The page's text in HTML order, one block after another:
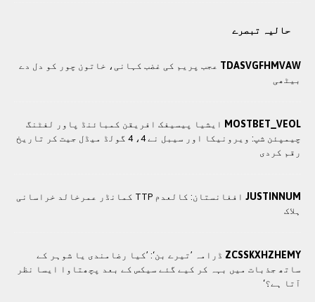
حالیہ تبصرے
TDASVGFHMVAW عجب پریم کی غضب کہانی، خاتون چور کو دل دے
بیٹھی
MOSTBET_VEOL ایشیا پیسیفک افریقن کمبائنڈ پاور لفٹنگ
چیمپئن شپ: ویرونیکا اور سیبل نے 4، 4 گولڈ میڈل جیت کر تاریخ
رقم کردی
JUSTINNUM
افغانستان: کالعدم TTP کمانڈر عمرخالد خراسانی
ہلاک
ZCSSKXHZHEMY ڈرامہ ’تیرے بن‘: ’کیا رضامندی یا شوہر کے
ساتھ جذبات میں بہہ کر کیے گئے سیکس کے بعد پچھتاوا ایسا نظر
آتا ہے؟‘